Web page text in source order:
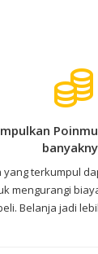
yang terkumpul
mengurangi
Belanja jadi